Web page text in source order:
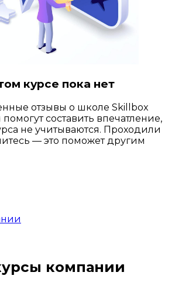
курсе пока нет
отзывы о школе Skillbox
составить впечатление,
не учитываются. Проходили
— это поможет другим
компании